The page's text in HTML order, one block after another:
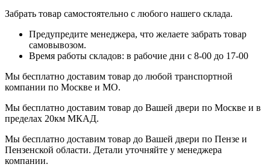
Забрать товар самостоятельно с любого нашего склада.
Предупредите менеджера, что желаете забрать товар
самовывозом.
Время работы складов: в рабочие дни с 8-00 до 17-00
Мы бесплатно доставим товар до любой транспортной
компании по Москве и МО.
Мы бесплатно доставим товар до Вашей двери по Москве и в
пределах 20км МКАД.
Мы бесплатно доставим товар до Вашей двери по Пензе и
Пензенской области. Детали уточняйте у менеджера
компании.